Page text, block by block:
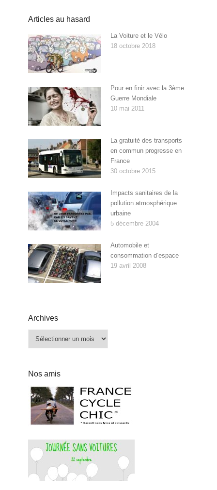
Articles au hasard
La Voiture et le Vélo
18 octobre 2018
Pour en finir avec la 3ème
Guerre Mondiale
10 mai 2011
La gratuité des transports
en commun progresse en
France
30 octobre 2015
Impacts sanitaires de la
pollution atmosphérique
urbaine
5 décembre 2004
Automobile et
consommation d’espace
19 avril 2008
Archives
Nos amis